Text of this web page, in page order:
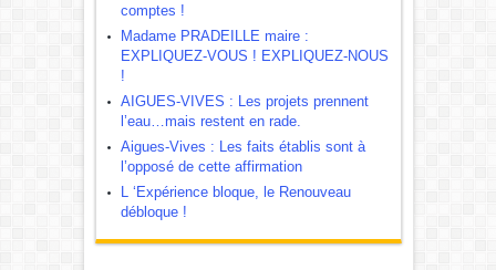
comptes !
Madame PRADEILLE maire :
EXPLIQUEZ-VOUS ! EXPLIQUEZ-NOUS
!
AIGUES-VIVES : Les projets prennent
l’eau…mais restent en rade.
Aigues-Vives : Les faits établis sont à
l’opposé de cette affirmation
L ‘Expérience bloque, le Renouveau
débloque !